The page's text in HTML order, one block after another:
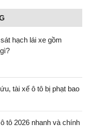
hạch lái xe gồm
tài xế ô tô bị phạt bao
tô 2026 nhanh và chính